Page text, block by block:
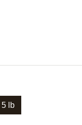
5 lb